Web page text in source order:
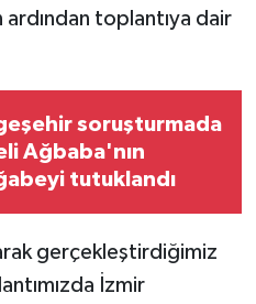
ardından toplantıya dair
soruşturmada
Ağbaba'nın
tutuklandı
gerçekleştirdiğimiz
İzmir